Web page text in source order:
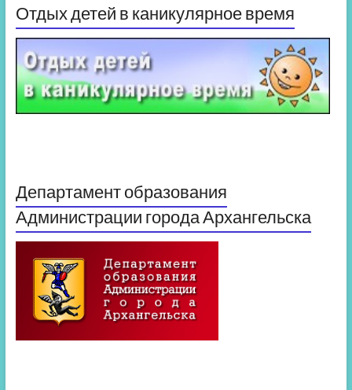
Отдых детей в каникулярное время
Департамент образования
Администрации города Архангельска